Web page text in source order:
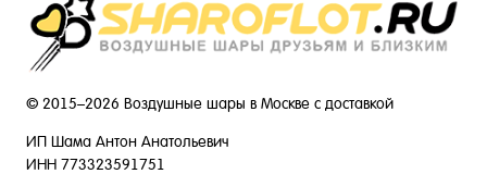
© 2015–2026 Воздушные шары в Москве с доставкой
ИП Шама Антон Анатольевич
ИНН 773323591751